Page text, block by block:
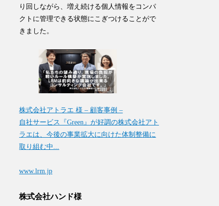
り回しながら、増え続ける個人情報をコンパ
クトに管理できる状態にこぎつけることがで
きました。
株式会社アトラエ 様 – 顧客事例 –
自社サービス『Green』が好調の株式会社アト
ラエは、今後の事業拡大に向けた体制整備に
取り組む中...
www.lrm.jp
株式会社ハンド様